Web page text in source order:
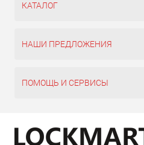
КАТАЛОГ
НАШИ ПРЕДЛОЖЕНИЯ
ПОМОЩЬ И СЕРВИСЫ